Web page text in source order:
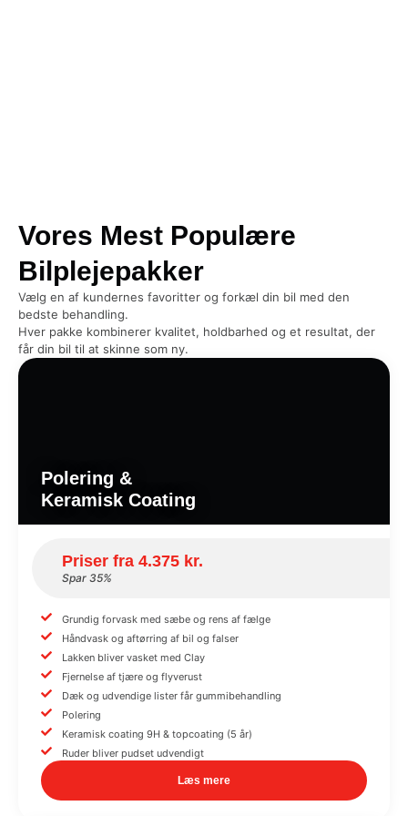
Vores Mest Populære
Bilplejepakker
Vælg en af kundernes favoritter og forkæl din bil med den
bedste behandling.
Hver pakke kombinerer kvalitet, holdbarhed og et resultat, der
får din bil til at skinne som ny.
Polering &
Keramisk Coating
Priser fra 4.375 kr.
Spar 35%
Grundig forvask med sæbe og rens af fælge
Håndvask og aftørring af bil og falser
Lakken bliver vasket med Clay
Fjernelse af tjære og flyverust
Dæk og udvendige lister får gummibehandling
Polering
Keramisk coating 9H & topcoating (5 år)
Ruder bliver pudset udvendigt
Læs mere